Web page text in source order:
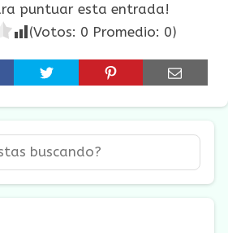
puntuar esta entrada!
(Votos: 0 Promedio: 0)